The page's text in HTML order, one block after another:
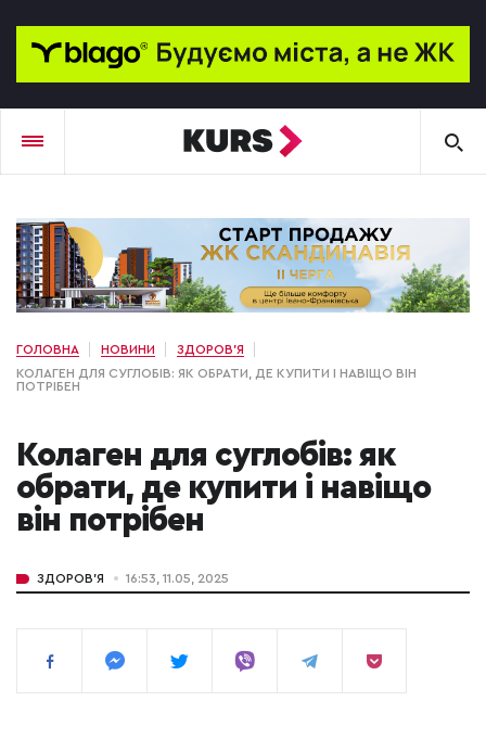
ГОЛОВНА НОВИНИ
ЗДОРОВ'Я
КОЛАГЕН ДЛЯ СУГЛОБІВ: ЯК ОБРАТИ, ДЕ КУПИТИ І НАВІЩО ВІН
ПОТРІБЕН
Колаген для суглобів: як
обрати, де купити і навіщо
він потрібен
ЗДОРОВ'Я 16:53, 11.05, 2025